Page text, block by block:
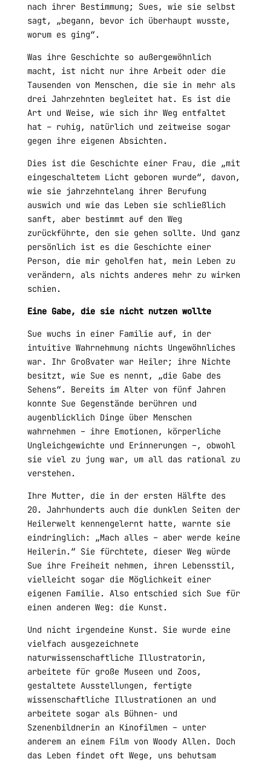
nach ihrer Bestimmung; Sues, wie sie selbst
sagt, „begann, bevor ich überhaupt wusste,
worum es ging“.
Was ihre Geschichte so außergewöhnlich
macht, ist nicht nur ihre Arbeit oder die
Tausenden von Menschen, die sie in mehr als
drei Jahrzehnten begleitet hat. Es ist die
Art und Weise, wie sich ihr Weg entfaltet
hat – ruhig, natürlich und zeitweise sogar
gegen ihre eigenen Absichten.
Dies ist die Geschichte einer Frau, die „mit
eingeschaltetem Licht geboren wurde“, davon,
wie sie jahrzehntelang ihrer Berufung
auswich und wie das Leben sie schließlich
sanft, aber bestimmt auf den Weg
zurückführte, den sie gehen sollte. Und ganz
persönlich ist es die Geschichte einer
Person, die mir geholfen hat, mein Leben zu
verändern, als nichts anderes mehr zu wirken
schien.
Eine Gabe, die sie nicht nutzen wollte
Sue wuchs in einer Familie auf, in der
intuitive Wahrnehmung nichts Ungewöhnliches
war. Ihr Großvater war Heiler; ihre Nichte
besitzt, wie Sue es nennt, „die Gabe des
Sehens“. Bereits im Alter von fünf Jahren
konnte Sue Gegenstände berühren und
augenblicklich Dinge über Menschen
wahrnehmen – ihre Emotionen, körperliche
Ungleichgewichte und Erinnerungen –, obwohl
sie viel zu jung war, um all das rational zu
verstehen.
Ihre Mutter, die in der ersten Hälfte des
20. Jahrhunderts auch die dunklen Seiten der
Heilerwelt kennengelernt hatte, warnte sie
eindringlich: „Mach alles – aber werde keine
Heilerin.“ Sie fürchtete, dieser Weg würde
Sue ihre Freiheit nehmen, ihren Lebensstil,
vielleicht sogar die Möglichkeit einer
eigenen Familie. Also entschied sich Sue für
einen anderen Weg: die Kunst.
Und nicht irgendeine Kunst. Sie wurde eine
vielfach ausgezeichnete
naturwissenschaftliche Illustratorin,
arbeitete für große Museen und Zoos,
gestaltete Ausstellungen, fertigte
wissenschaftliche Illustrationen an und
arbeitete sogar als Bühnen- und
Szenenbildnerin an Kinofilmen – unter
anderem an einem Film von Woody Allen. Doch
das Leben findet oft Wege, uns behutsam